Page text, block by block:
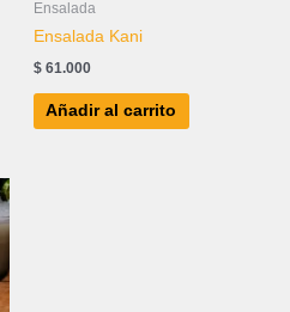
Ensalada
Ensalada Kani
$ 61.000
Añadir al carrito